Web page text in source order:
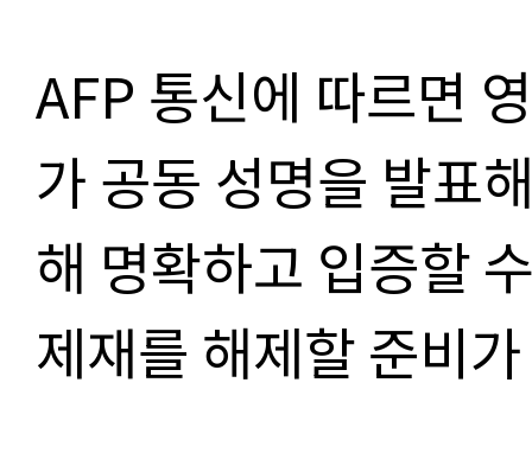
AFP 통신에 따르면
가 공동 성명을 발표
해 명확하고 입증할
제재를 해제할 준비